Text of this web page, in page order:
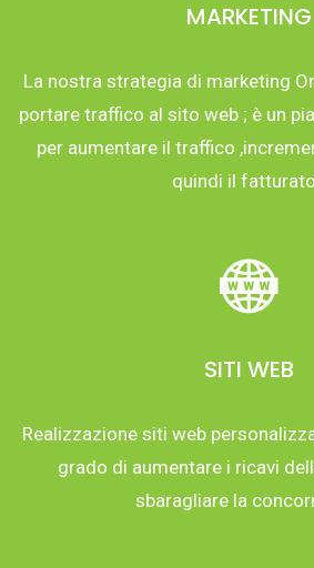
MARKETING
La nostra strategia di marketing
portare traffico al sito web ; è un
per aumentare il traffico
quindi il
SITI WEB
Realizzazione siti web
grado di aumentare i ricavi
sbaragliare la